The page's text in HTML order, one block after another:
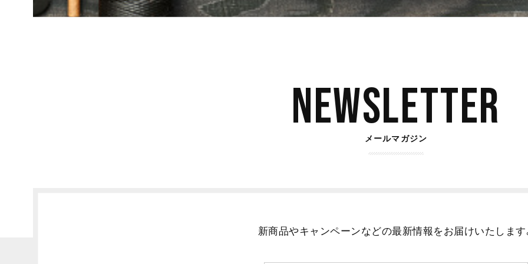
Newsletter
メールマガジン
新商品やキャンペーンなどの最新情報をお届けいたします